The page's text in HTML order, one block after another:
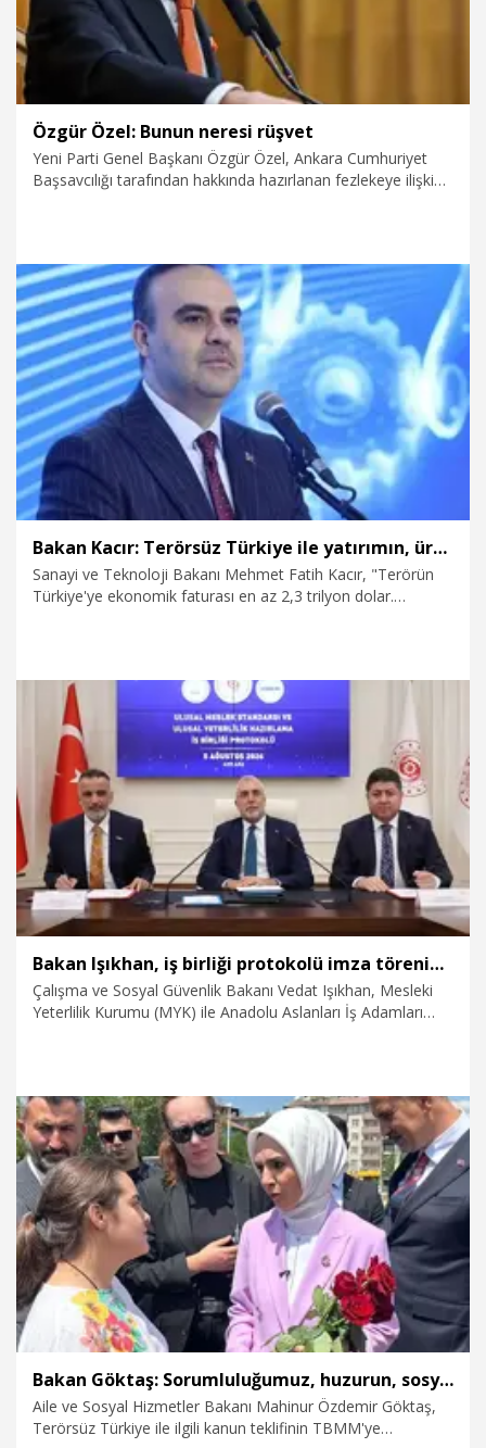
Özgür Özel: Bunun neresi rüşvet
Yeni Parti Genel Başkanı Özgür Özel, Ankara Cumhuriyet
Başsavcılığı tarafından hakkında hazırlanan fezlekeye ilişkin,
kiraladık falan. Farz edin ki vermiştir. Bunun neresi rüşvet?"
dedi.
6.08.2026 Politika
Bakan Kacır: Terörsüz Türkiye ile yatırımın, üretimin ve kalkınmanın önü açılacak
Sanayi ve Teknoloji Bakanı Mehmet Fatih Kacır, "Terörün
Türkiye'ye ekonomik faturası en az 2,3 trilyon dolar.
6.08.2026 Politika
Bakan Işıkhan, iş birliği protokolü imza törenine katıldı
Çalışma ve Sosyal Güvenlik Bakanı Vedat Işıkhan, Mesleki
Yeterlilik Kurumu (MYK) ile Anadolu Aslanları İş Adamları
6.08.2026 Politika
Bakan Göktaş: Sorumluluğumuz, huzurun, sosyal dayanışmayla daha da güçlenmesini sağlamaktır
Aile ve Sosyal Hizmetler Bakanı Mahinur Özdemir Göktaş,
Terörsüz Türkiye ile ilgili kanun teklifinin TBMM'ye